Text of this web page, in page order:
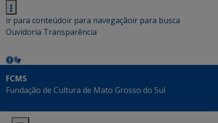
ir para conteúdoir para navegaçãoir para busca
Ouvidoria Transparência
FCMS
Fundação de Cultura de Mato Grosso do Sul